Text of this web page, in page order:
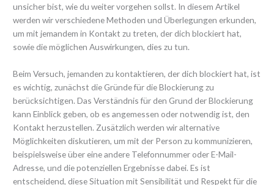
unsicher bist, wie du weiter vorgehen sollst. In diesem Artikel
werden wir verschiedene Methoden und Überlegungen erkunden,
um mit jemandem in Kontakt zu treten, der dich blockiert hat,
sowie die möglichen Auswirkungen, dies zu tun.
Beim Versuch, jemanden zu kontaktieren, der dich blockiert hat, ist
es wichtig, zunächst die Gründe für die Blockierung zu
berücksichtigen. Das Verständnis für den Grund der Blockierung
kann Einblick geben, ob es angemessen oder notwendig ist, den
Kontakt herzustellen. Zusätzlich werden wir alternative
Möglichkeiten diskutieren, um mit der Person zu kommunizieren,
beispielsweise über eine andere Telefonnummer oder E-Mail-
Adresse, und die potenziellen Ergebnisse dabei. Es ist
entscheidend, diese Situation mit Sensibilität und Respekt für die